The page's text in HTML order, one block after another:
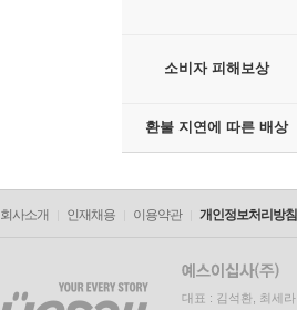
소비자 피해보상
환불 지연에 따른 배상
회사소개 인재채용 이용약관 개인정보처리방침
대표 : 김석환, 최세라